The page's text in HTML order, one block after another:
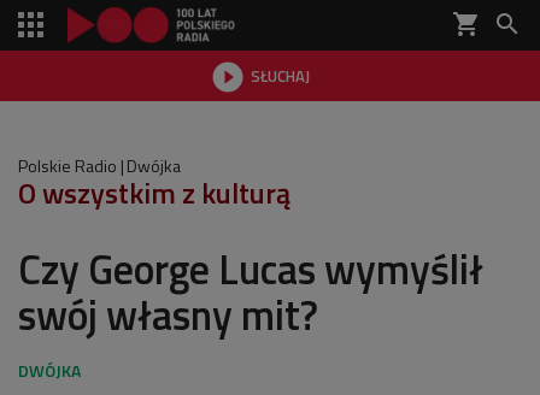
shopping_cart 
 SŁUCHAJ

Polskie Radio Dwójka
O wszystkim z kulturą
Czy George Lucas wymyślił
swój własny mit?